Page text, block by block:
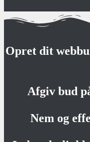
Opret dit
Afgiv bud
Nem og